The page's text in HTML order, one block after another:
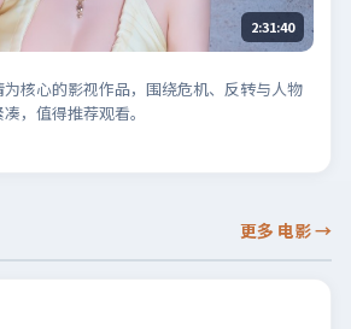
2:31:40
核心的影视作品，围绕危机、反转与人物
，值得推荐观看。
更多 电影→